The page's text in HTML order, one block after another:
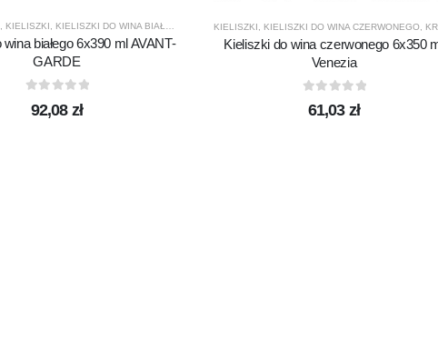
, KIELISZKI , KIELISZKI DO WINA BIAŁEGO KROSNO GLASS,PRODUCENCI,PRODUKTY
białego 6x390 ml AVANT-
GARDE
92,08 zł
KIELISZKI KIELISZKI DO WINA CZERWONEGO KROSNO
Kieliszki do wina czerwonego 6x350
Venezia
61,03 zł